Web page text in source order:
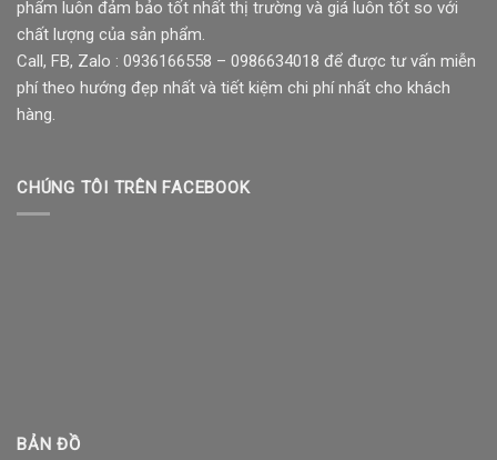
phẩm luôn đảm bảo tốt nhất thị trường và giá luôn tốt so với
chất lượng của sản phẩm.
Call, FB, Zalo : 0936166558 – 0986634018 để được tư vấn miễn
phí theo hướng đẹp nhất và tiết kiệm chi phí nhất cho khách
hàng.
CHÚNG TÔI TRÊN FACEBOOK
BẢN ĐỒ